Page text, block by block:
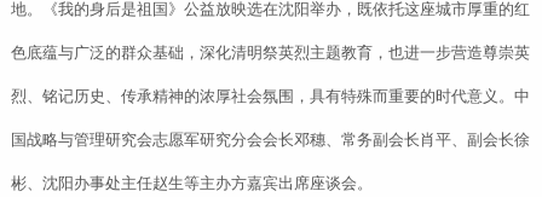
地。《我的身后是祖国》公益放映选在沈阳举办，既依托这座城市厚重的红
色底蕴与广泛的群众基础，深化清明祭英烈主题教育，也进一步营造尊崇英
烈、铭记历史、传承精神的浓厚社会氛围，具有特殊而重要的时代意义。中
国战略与管理研究会志愿军研究分会会长邓穗、常务副会长肖平、副会长徐
彬、沈阳办事处主任赵生等主办方嘉宾出席座谈会。